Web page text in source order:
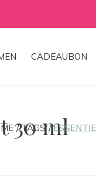
CADEAUBON
30 ml
TAGS